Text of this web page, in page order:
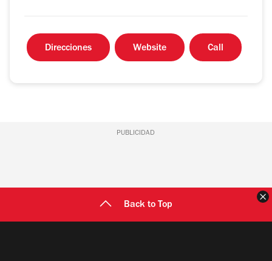
Direcciones Website Call
PUBLICIDAD
Back to Top